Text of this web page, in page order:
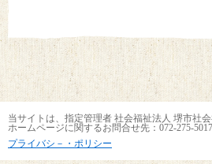
当サイトは、指定管理者 社会福祉法人 堺市社
ホームページに関するお問合せ先：072-275-
プライバシ－・ポリシー